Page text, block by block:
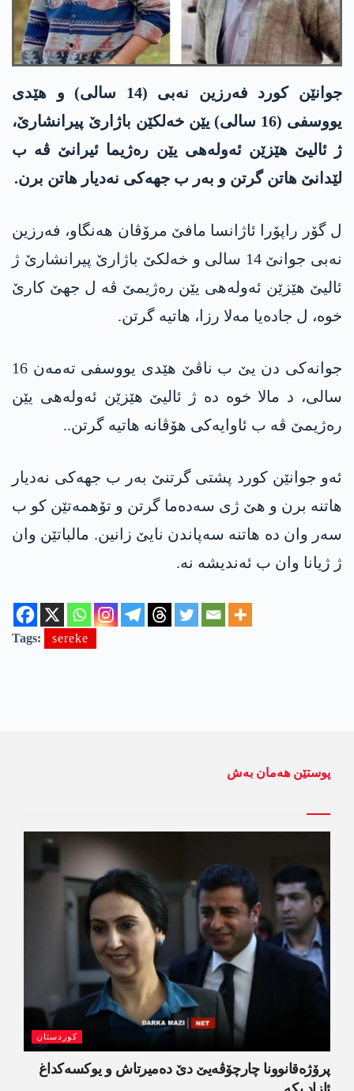
جوانێن کورد فەرزین نەبی (14 سالی) و ھێدی
یووسفی (16 سالی) یێن خەلکێن باژارێ پیرانشارێ،
ژ ئالیێ ھێزێن ئەولەھی یێن رەژیما ئیرانێ ڤە ب
لێدانێ ھاتن گرتن و بەر ب جھەکی نەدیار ھاتن برن.
ل گۆر راپۆرا ئاژانسا مافێ مرۆڤان ھەنگاو، فەرزین
نەبی جوانێ 14 سالی و خەلکێ باژارێ پیرانشارێ ژ
ئالیێ ھێزێن ئەولەھی یێن رەژیمێ ڤە ل جھێ کارێ
خوە، ل جادەیا مەلا رزا، ھاتیە گرتن.
جوانەکی دن یێ ب ناڤێ ھێدی یووسفی تەمەن 16
سالی، د مالا خوە دە ژ ئالیێ ھێزێن ئەولەھی یێن
رەژیمێ ڤە ب ئاوایەکی ھۆڤانە ھاتیە گرتن..
ئەو جوانێن کورد پشتی گرتنێ بەر ب جھەکی نەدیار
ھاتنە برن و ھێ ژی سەدەما گرتن و تۆھمەتێن کو ب
سەر وان دە ھاتنە سەپاندن نایێ زانین. مالباتێن وان
ژ ژیانا وان ب ئەندیشە نە.
Tags: sereke
پوستێن ھەمان بەش
کوردستان
پرۆژەقانوونا چارچۆڤەیێ دێ دەمیرتاش و یوکسەکداغ